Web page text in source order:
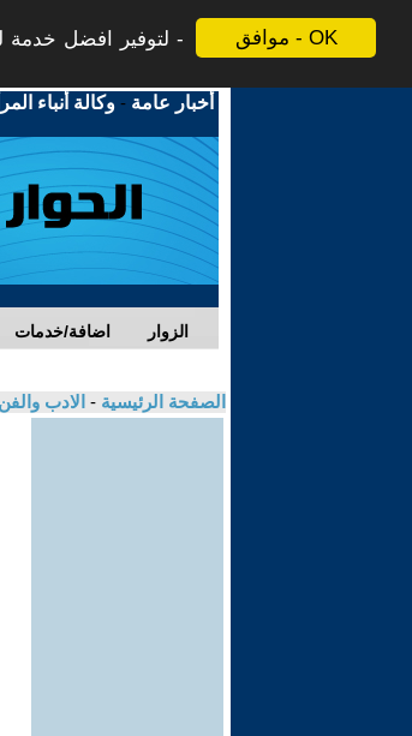
موافق - OK
لتوفير افضل خدمة
أخبار عامة -وكالة أنباء
اضافة/خدمات الزوار
الصفحة الرئيسية - الادب والفن